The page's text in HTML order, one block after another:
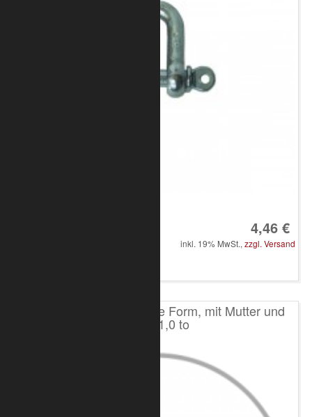
4,46 €
inkl. 19% MwSt., zzgl. Versand
Schäkel verzinkt, gerade Form, mit Mutter und
Splint 1,0 to